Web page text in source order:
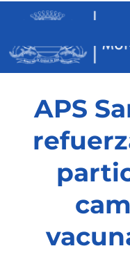
APS